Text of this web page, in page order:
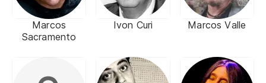
Marcos
Sacramento
Ivon Curi Marcos Valle